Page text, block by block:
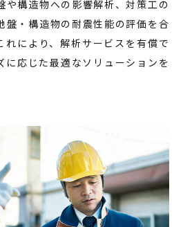
や構造物への影響解析、対策工の
盤・構造物の耐震性能の評価を合
れにより、解析サービスを有償で
に応じた最適なソリューションを